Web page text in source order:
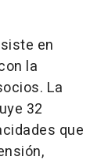
en
la
La
32
que